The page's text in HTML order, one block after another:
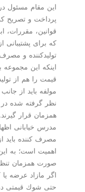
این مقام مسئول در ادامه
پرداخت و تصریح كرد:
قوانین، مقررات،
كه برای پشتیبانی از دو
تولیدكننده و مصرف
اینكه این مجموعه باید
قیمت را هم از تولید تا
مولفه باید از جانب ستاد
نظر گرفته شده در نقشه
همزمان قرار گیرند.
مدرس خیابانی اظهار داشت:
مصرف كننده باید از چه
اهمیت است؛ به این معنا
صورت همزمان تنظیم
اگر مازاد عرضه یا كسری
حتی شوك قیمتی در بازار